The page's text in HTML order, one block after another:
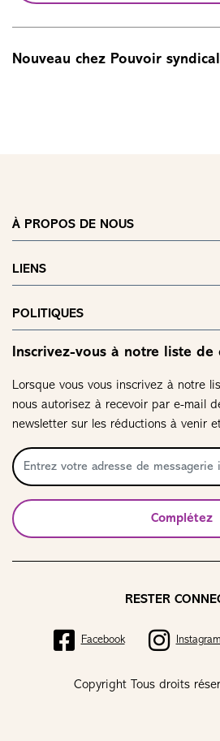
Nouveau chez Pouvoir
À PROPOS DE NOUS
LIENS
POLITIQUES
Inscrivez-vous à notre liste de
Lorsque vous vous inscrivez à notre
nous autorisez à recevoir par e-mail
newsletter sur les réductions à venir
Complétez
Copyright Tous droits
RESTER
Facebook Instagram